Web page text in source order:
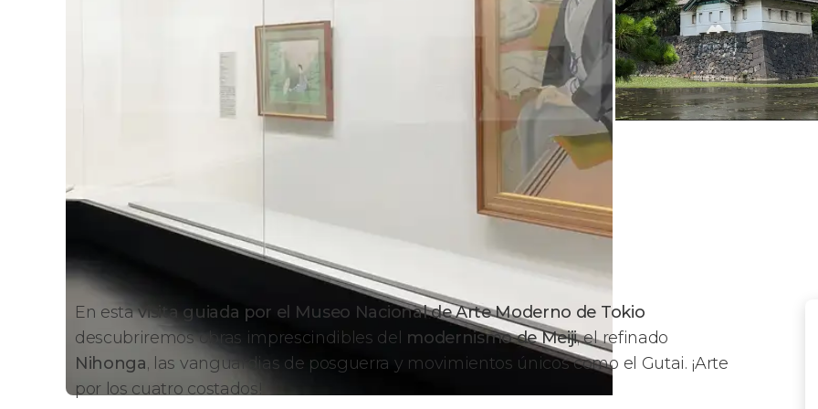
En estavisita guiada por el Museo Nacional de Arte Moderno de Tokio
descubriremos obras imprescindibles del modernismo de Meiji, el refinado
Nihonga, las vanguardias de posguerra y movimientos únicos como el Gutai. ¡Arte
por los cuatro costados!